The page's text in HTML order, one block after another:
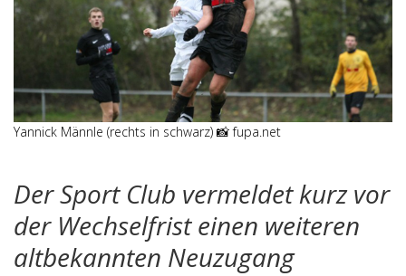
Yannick Männle (rechts in schwarz) 📸 fupa.net
Der Sport Club vermeldet kurz vor
der Wechselfrist einen weiteren
altbekannten Neuzugang